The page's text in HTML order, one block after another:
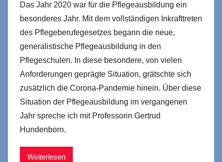
Das Jahr 2020 war für die Pflegeausbildung ein
besonderes Jahr. Mit dem vollständigen Inkrafttreten
des Pflegeberufegesetzes begann die neue,
generalistische Pflegeausbildung in den
Pflegeschulen. In diese besondere, von vielen
Anforderungen geprägte Situation, grätschte sich
zusätzlich die Corona-Pandemie hinein. Über diese
Situation der Pflegeausbildung im vergangenen
Jahr spreche ich mit Professorin Gertrud
Hundenborn.
Weiterlesen